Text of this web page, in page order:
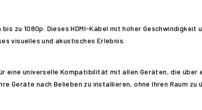
zu 1080p. Dieses HDMI-Kabel mit hoher
visuelles und akustisches Erlebnis.
universelle Kompatibilität mit allen Geräten, die über
nach Belieben zu installieren, ohne Ihren Raum zu